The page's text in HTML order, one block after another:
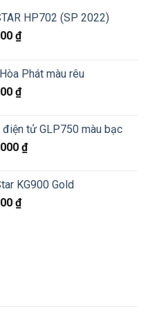
HP702 (SP 2022)
₫
Phát màu rêu
₫
điện tử GLP750 màu bạc
₫
KG900 Gold
₫